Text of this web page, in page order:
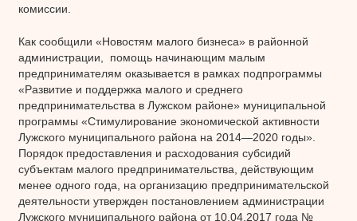
комиссии.
Как сообщили «Новостям малого бизнеса» в районной
администрации, помощь начинающим малым
предпринимателям оказывается в рамках подпрограммы
«Развитие и поддержка малого и среднего
предпринимательства в Лужском районе» муниципальной
программы «Стимулирование экономической активности
Лужского муниципального района на 2014—2020 годы».
Порядок предоставления и расходования субсидий
субъектам малого предпринимательства, действующим
менее одного года, на организацию предпринимательской
деятельности утвержден постановлением администрации
Лужского муниципального района от 10.04.2017 года №